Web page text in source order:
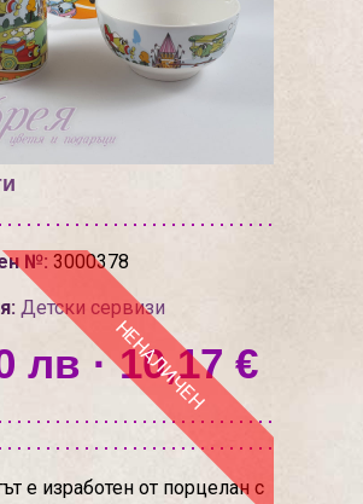
№: 3000378
Детски сервизи
лв · 10,17 €
НЕНАЛИЧЕН
е изработен от порцелан с